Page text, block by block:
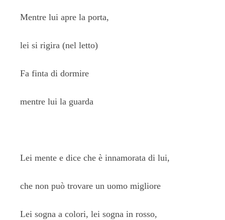
Mentre lui apre la porta,
lei si rigira (nel letto)
Fa finta di dormire
mentre lui la guarda
Lei mente e dice che è innamorata di lui,
che non può trovare un uomo migliore
Lei sogna a colori, lei sogna in rosso,